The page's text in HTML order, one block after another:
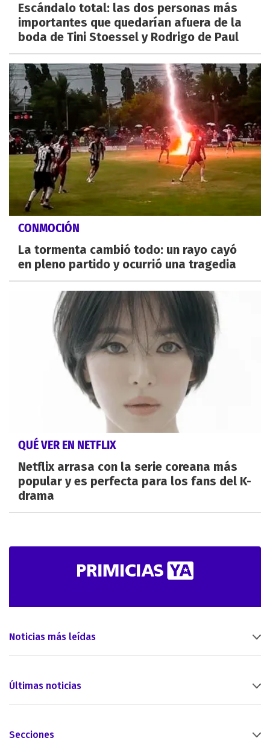
Escándalo total: las dos personas más
importantes que quedarían afuera de la
boda de Tini Stoessel y Rodrigo de Paul
CONMOCIÓN
La tormenta cambió todo: un rayo cayó
en pleno partido y ocurrió una tragedia
QUÉ VER EN NETFLIX
Netflix arrasa con la serie coreana más
popular y es perfecta para los fans del K-
drama
Noticias más leídas
Últimas noticias
Secciones